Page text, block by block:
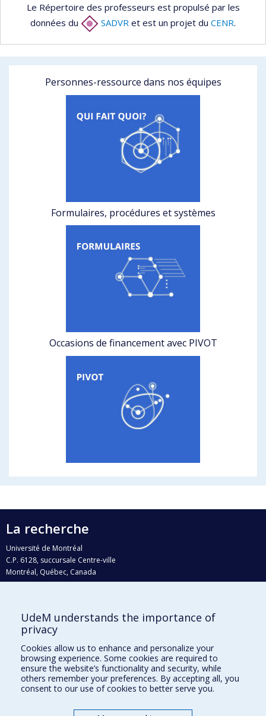
Le Répertoire des professeurs est propulsé par les
données du
SADVR et est un projet du CENR.
Personnes-ressource dans nos équipes
Formulaires, procédures et systèmes
Occasions de financement avec PIVOT
La recherche
Université de Montréal
C.P. 6128, succursale Centre-ville
Montréal, Québec, Canada
H3C 3J7
Qui fait quoi?
Nous trouver
Plan du site
Accessibilité
UdeM understands the importance of
privacy
Cookies allow us to enhance and personalize your
browsing experience. Some cookies are required to
ensure the website’s functionality and security, while
others remember your preferences. By accepting all, you
consent to our use of cookies to better serve you.